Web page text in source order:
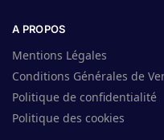
A PROPOS
Mentions Légales
Conditions Générales de
Politique de confidentialité
Politique des cookies